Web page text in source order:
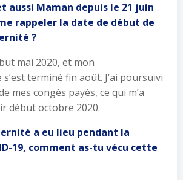
aussi Maman depuis le 21 juin
rappeler la date de début de
?
mai 2020, et mon
terminé fin août. J’ai poursuivi
mes congés payés, ce qui m’a
début octobre 2020.
a eu lieu pendant la
19, comment as-tu vécu cette